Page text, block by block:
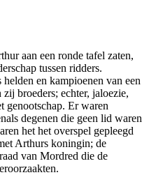
aan een ronde tafel zaten,
tussen ridders.
en kampioenen van een
broeders; echter, jaloezie,
genootschap. Er waren
degenen die geen lid waren
het het overspel gepleegd
Arthurs koningin; de
van Mordred die de